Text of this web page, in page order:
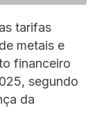
tarifas
metais e
financeiro
segundo
da